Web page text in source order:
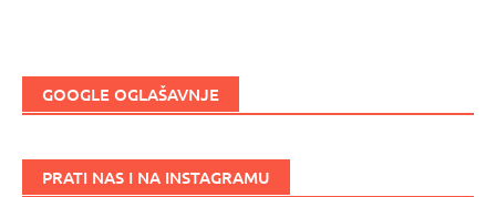
GOOGLE OGLAŠAVNJE
PRATI NAS I NA INSTAGRAMU